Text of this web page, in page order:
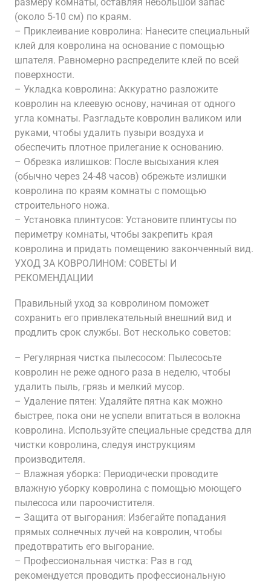
(около 5-10 см) по краям.
– Приклеивание ковролина: Нанесите специальный
клей для ковролина на основание с помощью
шпателя. Равномерно распределите клей по всей
поверхности.
– Укладка ковролина: Аккуратно разложите
ковролин на клеевую основу, начиная от одного
угла комнаты. Разгладьте ковролин валиком или
руками, чтобы удалить пузыри воздуха и
обеспечить плотное прилегание к основанию.
– Обрезка излишков: После высыхания клея
(обычно через 24-48 часов) обрежьте излишки
ковролина по краям комнаты с помощью
строительного ножа.
– Установка плинтусов: Установите плинтусы по
периметру комнаты, чтобы закрепить края
ковролина и придать помещению законченный вид.
УХОД ЗА КОВРОЛИНОМ: СОВЕТЫ И
РЕКОМЕНДАЦИИ
Правильный уход за ковролином поможет
сохранить его привлекательный внешний вид и
продлить срок службы. Вот несколько советов:
– Регулярная чистка пылесосом: Пылесосьте
ковролин не реже одного раза в неделю, чтобы
удалить пыль, грязь и мелкий мусор.
– Удаление пятен: Удаляйте пятна как можно
быстрее, пока они не успели впитаться в волокна
ковролина. Используйте специальные средства для
чистки ковролина, следуя инструкциям
производителя.
– Влажная уборка: Периодически проводите
влажную уборку ковролина с помощью моющего
пылесоса или пароочистителя.
– Защита от выгорания: Избегайте попадания
прямых солнечных лучей на ковролин, чтобы
предотвратить его выгорание.
– Профессиональная чистка: Раз в год
рекомендуется проводить профессиональную